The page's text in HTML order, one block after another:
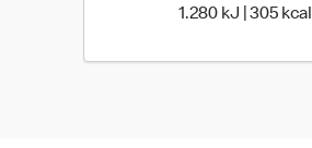
1.280 kJ | 305 kcal